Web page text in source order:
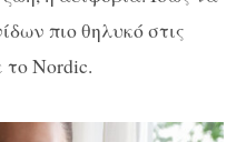
πιο θηλυκό στις
το Nordic.